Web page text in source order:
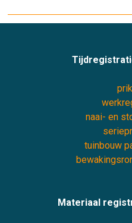
naai- en
tuinbouw
Materiaal